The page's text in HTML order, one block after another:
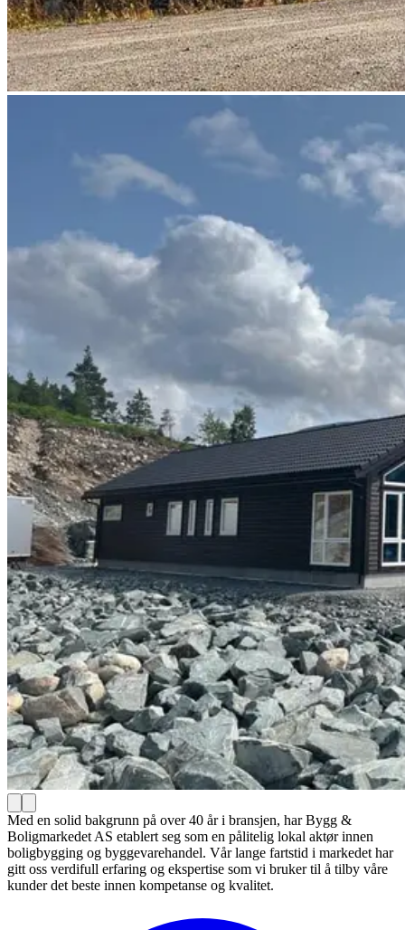
Med en solid bakgrunn på over 40 år i bransjen, har Bygg &
Boligmarkedet AS etablert seg som en pålitelig lokal aktør innen
boligbygging og byggevarehandel. Vår lange fartstid i markedet har
gitt oss verdifull erfaring og ekspertise som vi bruker til å tilby våre
kunder det beste innen kompetanse og kvalitet.